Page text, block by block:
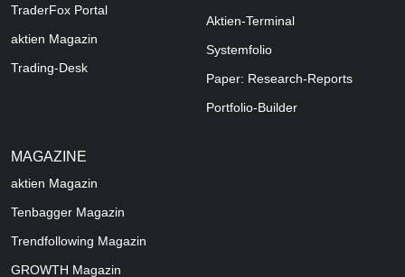
TraderFox Portal
aktien Magazin
Trading-Desk
Aktien-Terminal
Systemfolio
Paper: Research-Reports
Portfolio-Builder
MAGAZINE
aktien Magazin
Tenbagger Magazin
Trendfollowing Magazin
GROWTH Magazin